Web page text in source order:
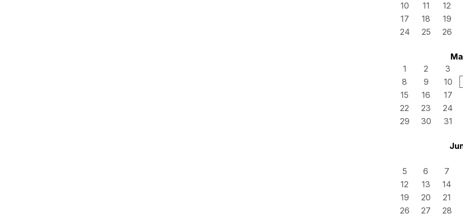
10
11 12
17
18 19
24
25 26
1
2 3
8
9 10
15
16 17
22
23 24
29
30 31
5
6 7
12
13 14
19
20 21
26
27 28